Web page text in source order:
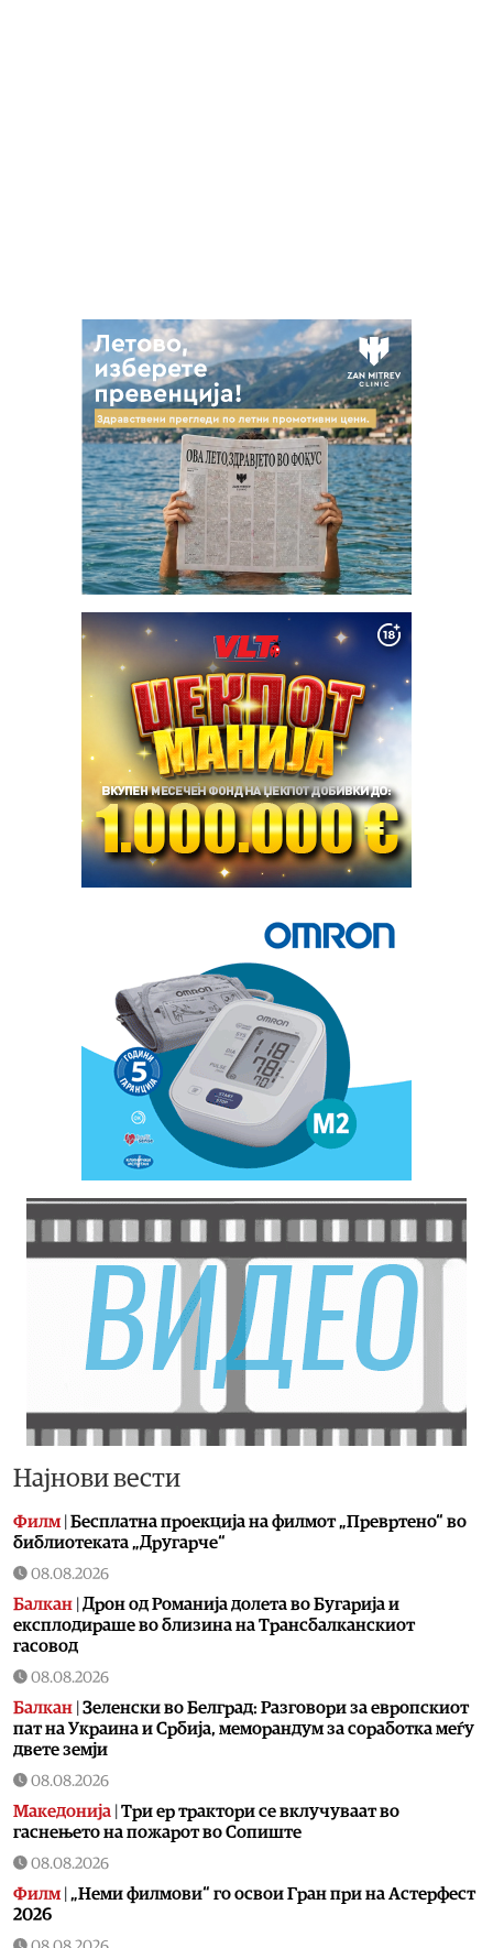
Најнови вести
Филм Бесплатна проекција на филмот „Превртено“ во
библиотеката „Другарче“
08.08.2026
Балкан Дрон од Романија долета во Бугарија и
експлодираше во близина на Трансбалканскиот
гасовод
08.08.2026
Балкан Зеленски во Белград: Разговори за европскиот
пат на Украина и Србија, меморандум за соработка меѓу
двете земји
08.08.2026
Македонија Три ер трактори се вклучуваат во
гаснењето на пожарот во Сопиште
08.08.2026
Филм „Неми филмови“ го освои Гран при на Астерфест
2026